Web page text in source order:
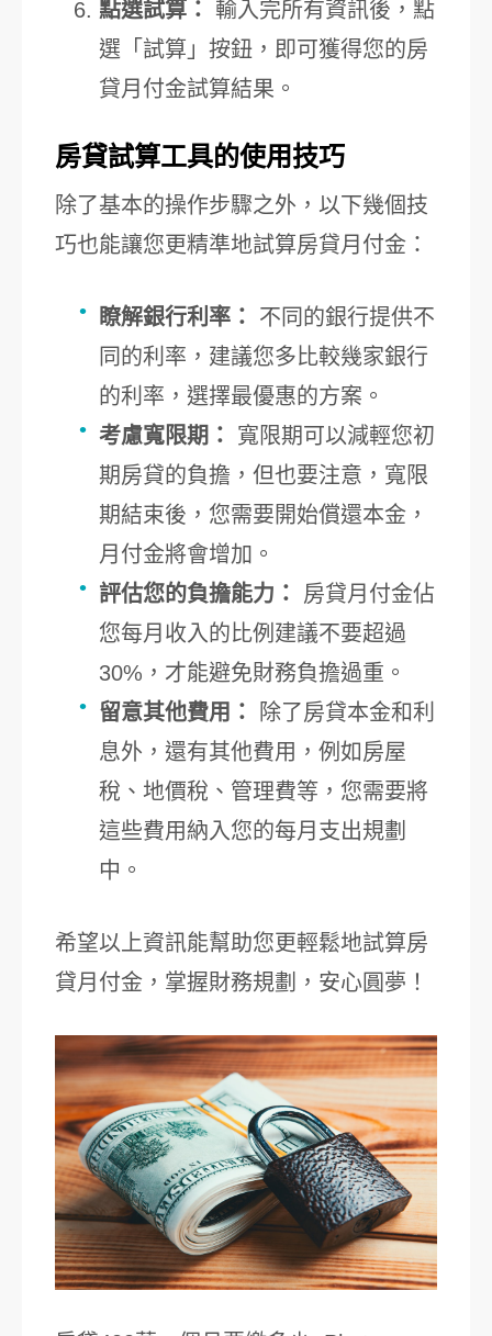
點選試算： 輸入完所有資訊後，點
選「試算」按鈕，即可獲得您的房
貸月付金試算結果。
房貸試算工具的使用技巧
除了基本的操作步驟之外，以下幾個技
巧也能讓您更精準地試算房貸月付金：
瞭解銀行利率：
不同的銀行提供不
同的利率，建議您多比較幾家銀行
的利率，選擇最優惠的方案。
考慮寬限期：
寬限期可以減輕您初
期房貸的負擔，但也要注意，寬限
期結束後，您需要開始償還本金，
月付金將會增加。
評估您的負擔能力：
房貸月付金佔
您每月收入的比例建議不要超過
30%，才能避免財務負擔過重。
留意其他費用：
除了房貸本金和利
息外，還有其他費用，例如房屋
稅、地價稅、管理費等，您需要將
這些費用納入您的每月支出規劃
中。
希望以上資訊能幫助您更輕鬆地試算房
貸月付金，掌握財務規劃，安心圓夢！